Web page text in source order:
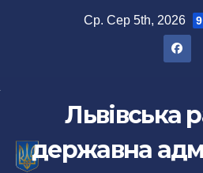
Ср. Сер 5th, 2026
Львівська
державна